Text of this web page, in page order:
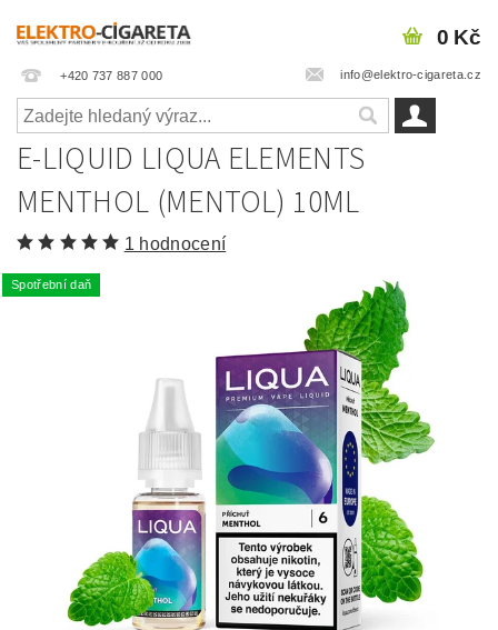
+420 737 887 000 info@elektro-cigareta.cz
0 Kč
E-LIQUID LIQUA ELEMENTS
MENTHOL (MENTOL) 10ML
1 hodnocení
Spotřební daň